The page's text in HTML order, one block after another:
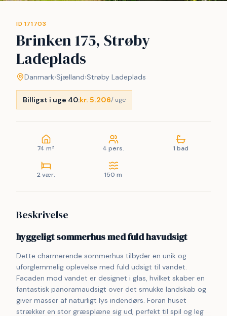
ID 171703
Brinken 175, Strøby
Ladeplads
Danmark›Sjælland›Strøby Ladeplads
Billigst i uge 40:kr. 5.206/ uge
74 m² 4 pers. 1 bad
2 vær. 150 m
Beskrivelse
hyggeligt sommerhus med fuld havudsigt
Dette charmerende sommerhus tilbyder en unik og
uforglemmelig oplevelse med fuld udsigt til vandet.
Facaden mod vandet er designet i glas, hvilket skaber en
fantastisk panoramaudsigt over det smukke landskab og
giver masser af naturligt lys indendørs. Foran huset
strækker en stor græsplæne sig ud, perfekt til spil og leg